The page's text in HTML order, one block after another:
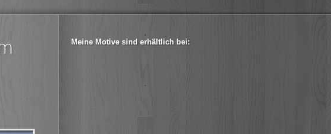
Meine Motive sind erhältlich bei: